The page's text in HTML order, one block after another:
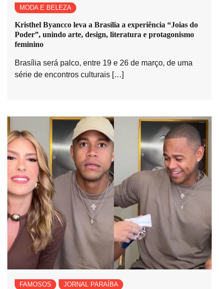
MODA E BELEZA
Kristhel Byancco leva a Brasília a experiência “Joias do
Poder”, unindo arte, design, literatura e protagonismo
feminino
Brasília será palco, entre 19 e 26 de março, de uma
série de encontros culturais […]
FAMOSOS JORNAL PARAÍBA